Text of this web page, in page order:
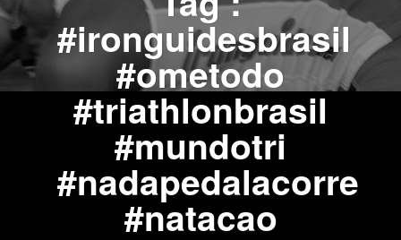
#ironguidesbrasil
#ometodo
#triathlonbrasil
#mundotri
#nadapedalacorre
#natacao